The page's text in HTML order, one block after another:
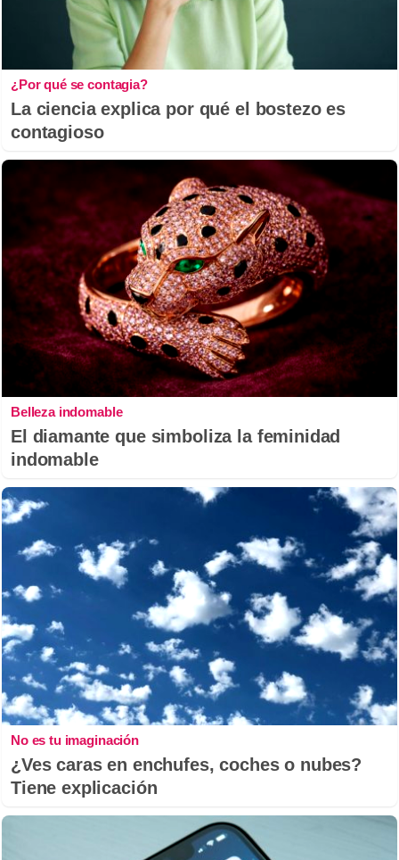
¿Por qué se contagia?
La ciencia explica por qué el bostezo es
contagioso
Belleza indomable
El diamante que simboliza la feminidad
indomable
No es tu imaginación
¿Ves caras en enchufes, coches o nubes?
Tiene explicación